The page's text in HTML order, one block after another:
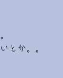
とか。。